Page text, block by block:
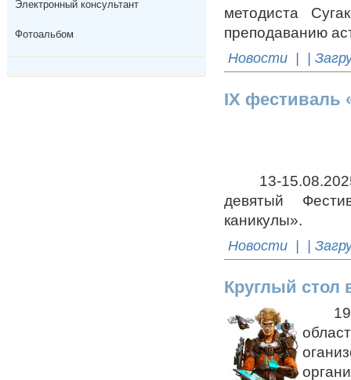
Электронный консультант
Фотоальбом
методиста
преподаванию
Новости | |
IХ фестиваль
13-15.08.2025
девятый
каникулы».
Новости | |
Круглый
19